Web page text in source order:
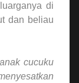
di
dan beliau
cucuku